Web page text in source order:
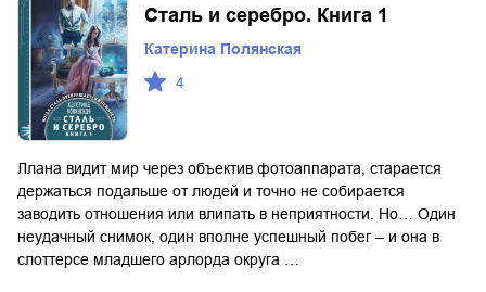
Сталь и серебро. Книга 1
Катерина Полянская
4
Ллана видит мир через объектив фотоаппарата, старается
держаться подальше от людей и точно не собирается
заводить отношения или влипать в неприятности. Но… Один
неудачный снимок, один вполне успешный побег – и она в
слоттерсе младшего арлорда округа …